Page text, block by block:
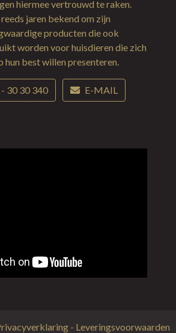
hiermee vertrouwd te raken.
reeds jaren bekend om zijn
producten die ook
worden voor huisdieren die zich
hun best willen presenteren.
30 30 340 E-MAIL
- Leveringsvoorwaarden